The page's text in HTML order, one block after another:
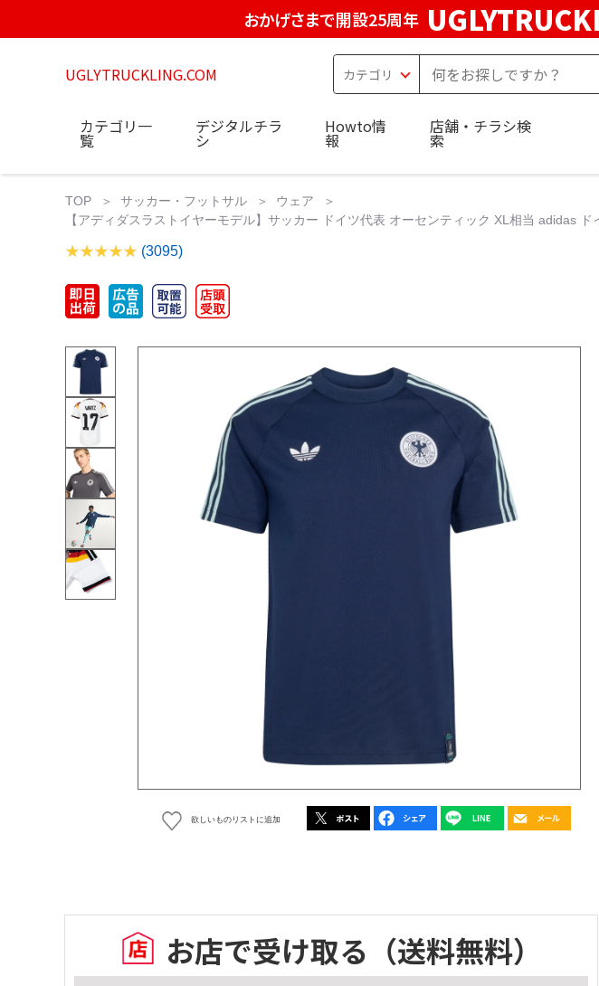
おかげさまで開設25周年
UGLYTRUCKLING.COM
カテゴリ一
覧
デジタルチラ
シ
Howto情
報
店舗・チラシ検
索
TOP サッカー・フットサル
ウェア
【アディダスラストイヤーモデル】サッカー ドイツ代表 オーセンティック XL相当 adidas
(3095)
欲しいものリストに追加
お店で受け取る （送料無料）